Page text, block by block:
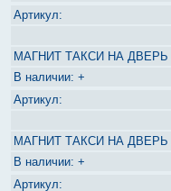
МАГНИТ ТАКСИ НА
+
МАГНИТ ТАКСИ НА
+